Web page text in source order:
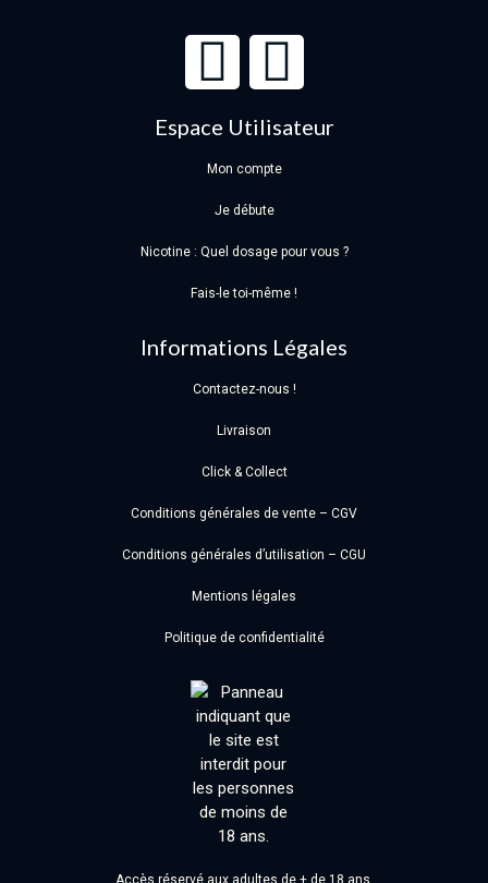
Espace Utilisateur
Mon compte
Je débute
Nicotine : Quel dosage pour vous ?
Fais-le toi-même !
Informations Légales
Contactez-nous !
Livraison
Click & Collect
Conditions générales de vente – CGV
Conditions générales d’utilisation – CGU
Mentions légales
Politique de confidentialité
Accès réservé aux adultes de + de 18 ans.